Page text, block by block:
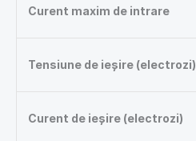
Curent maxim de intrare
Tensiune de ieșire (electrozi)
Curent de ieșire (electrozi)